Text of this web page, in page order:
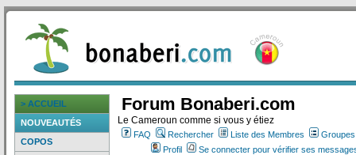
> ACCUEIL
NOUVEAUTÉS
COPOS
Forum Bonaberi.com
Le Cameroun comme si vous y étiez
FAQ Rechercher Liste des Membres
Profil
Se connecter pour vérifier ses